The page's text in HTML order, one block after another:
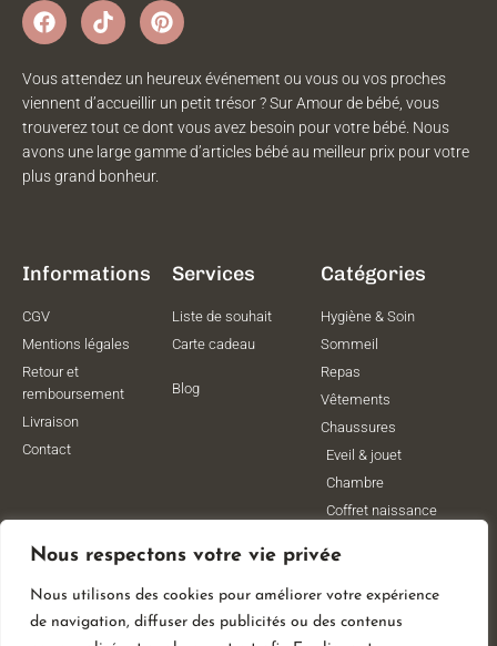
Nous respectons votre vie privée
Nous utilisons des cookies pour améliorer votre expérience
de navigation, diffuser des publicités ou des contenus
Vous attendez un heureux événement ou vous ou vos proches
viennent d’accueillir un petit trésor ? Sur Amour de bébé, vous
trouverez tout ce dont vous avez besoin pour votre bébé. Nous
avons une large gamme d’articles bébé au meilleur prix pour votre
plus grand bonheur.
Informations
CGV
Mentions légales
Retour et
remboursement
Livraison
Contact
Services
Liste de souhait
Carte cadeau
Blog
Catégories
Hygiène & Soin
Sommeil
Repas
Vêtements
Chaussures
Eveil & jouet
Chambre
Coffret naissance
Vêtements de
grossesse
Lithothérapie